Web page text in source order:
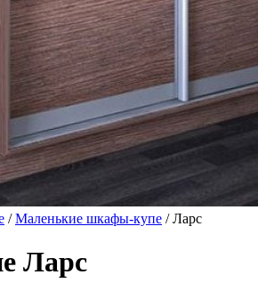
/Маленькие шкафы-купе / Ларс
Ларс